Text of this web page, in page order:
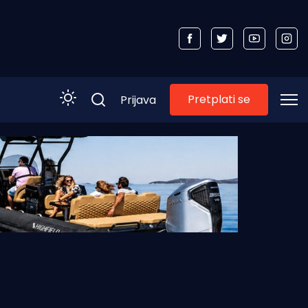
Prijava Pretplati se